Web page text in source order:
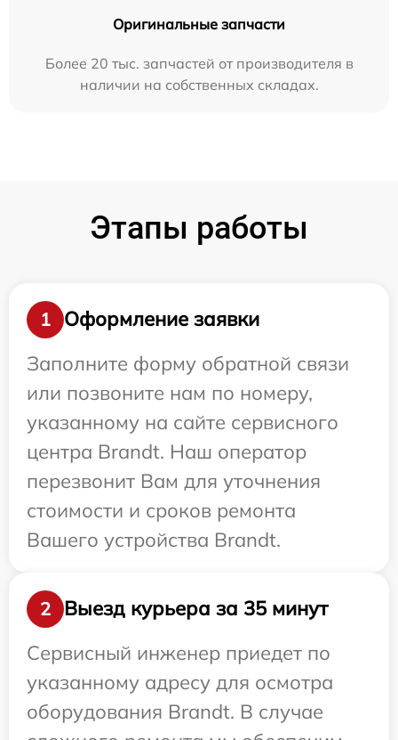
Оригинальные запчасти
Более 20 тыс. запчастей от производителя в
наличии на собственных складах.
Этапы работы
1
Оформление заявки
Заполните форму обратной связи
или позвоните нам по номеру,
указанному на сайте сервисного
центра Brandt. Наш оператор
перезвонит Вам для уточнения
стоимости и сроков ремонта
Вашего устройства Brandt.
2
Выезд курьера за 35 минут
Сервисный инженер приедет по
указанному адресу для осмотра
оборудования Brandt. В случае